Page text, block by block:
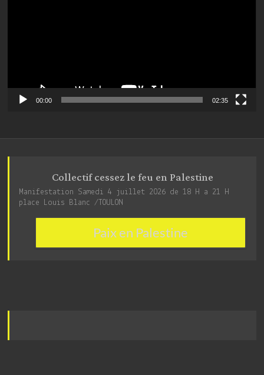
00:00 02:35
Collectif cessez le feu en Palestine
Manifestation Samedi 4 juillet 2026 de 18 H a 21 H
place Louis Blanc /TOULON
Paix en Palestine